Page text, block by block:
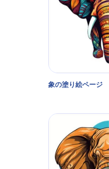
象の塗り絵ページ